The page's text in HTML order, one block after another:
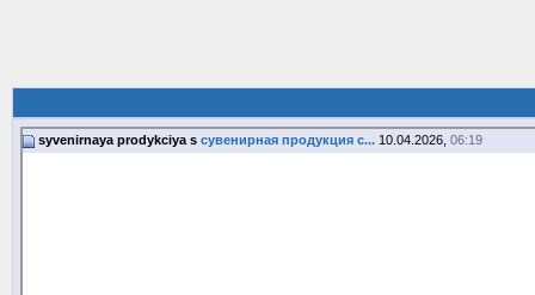
syvenirnaya prodykciya s сувенирная продукция с... 10.04.2026, 06:19